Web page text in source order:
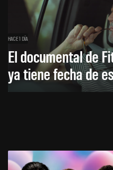
HACE 1 DÍA
El documental de
ya tiene fecha de